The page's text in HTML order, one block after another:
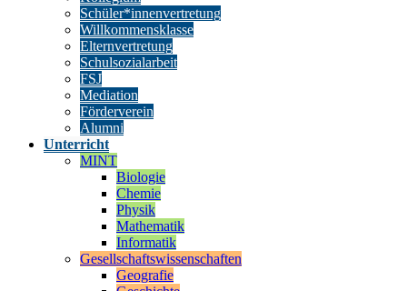
Schüler*innenvertretung
Willkommensklasse
Elternvertretung
Schulsozialarbeit
FSJ
Mediation
Förderverein
Alumni
Unterricht
MINT
Biologie
Chemie
Physik
Mathematik
Informatik
Gesellschaftswissenschaften
Geografie